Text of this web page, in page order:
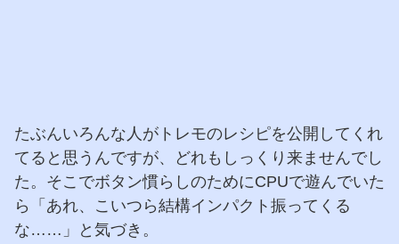
たぶんいろんな人がトレモのレシピを公開してくれ
てると思うんですが、どれもしっくり来ませんでし
た。そこでボタン慣らしのためにCPUで遊んでいた
ら「あれ、こいつら結構インパクト振ってくる
な……」と気づき。